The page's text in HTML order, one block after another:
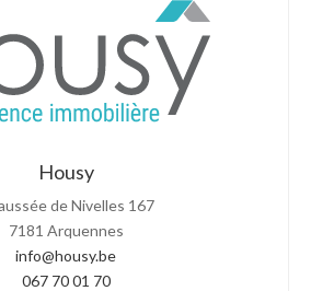
Housy
de Nivelles 167
7181 Arquennes
info@housy.be
067 70 01 70